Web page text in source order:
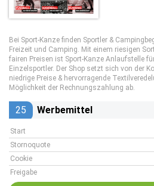
Bei Sport-Kanze finden Sportler &
Freizeit und Camping. Mit einem riesigen
fairen Preisen ist Sport-Kanze Anlaufstelle
Einzelsportler. Der Shop setzt sich von der
niedrige Preise & hervorragende
Möglichkeit der Rechnungszahlung ab.
25 Werbemittel
Start
Stornoquote
Cookie
Freigabe